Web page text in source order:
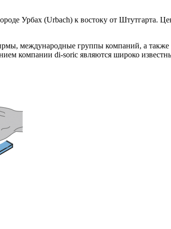
Урбах (Urbach) к востоку от Штутгарта.
международные группы компаний, а также
компании di-soric являются широко